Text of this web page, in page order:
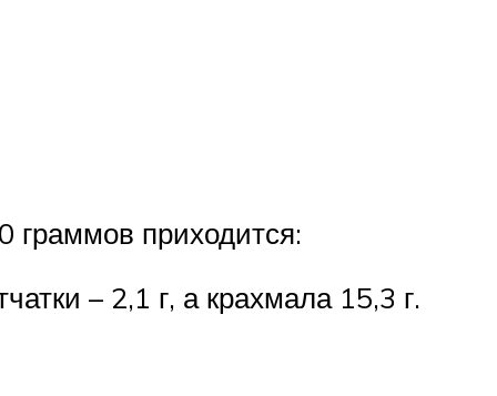
граммов приходится:
– 2,1 г, а крахмала 15,3 г.